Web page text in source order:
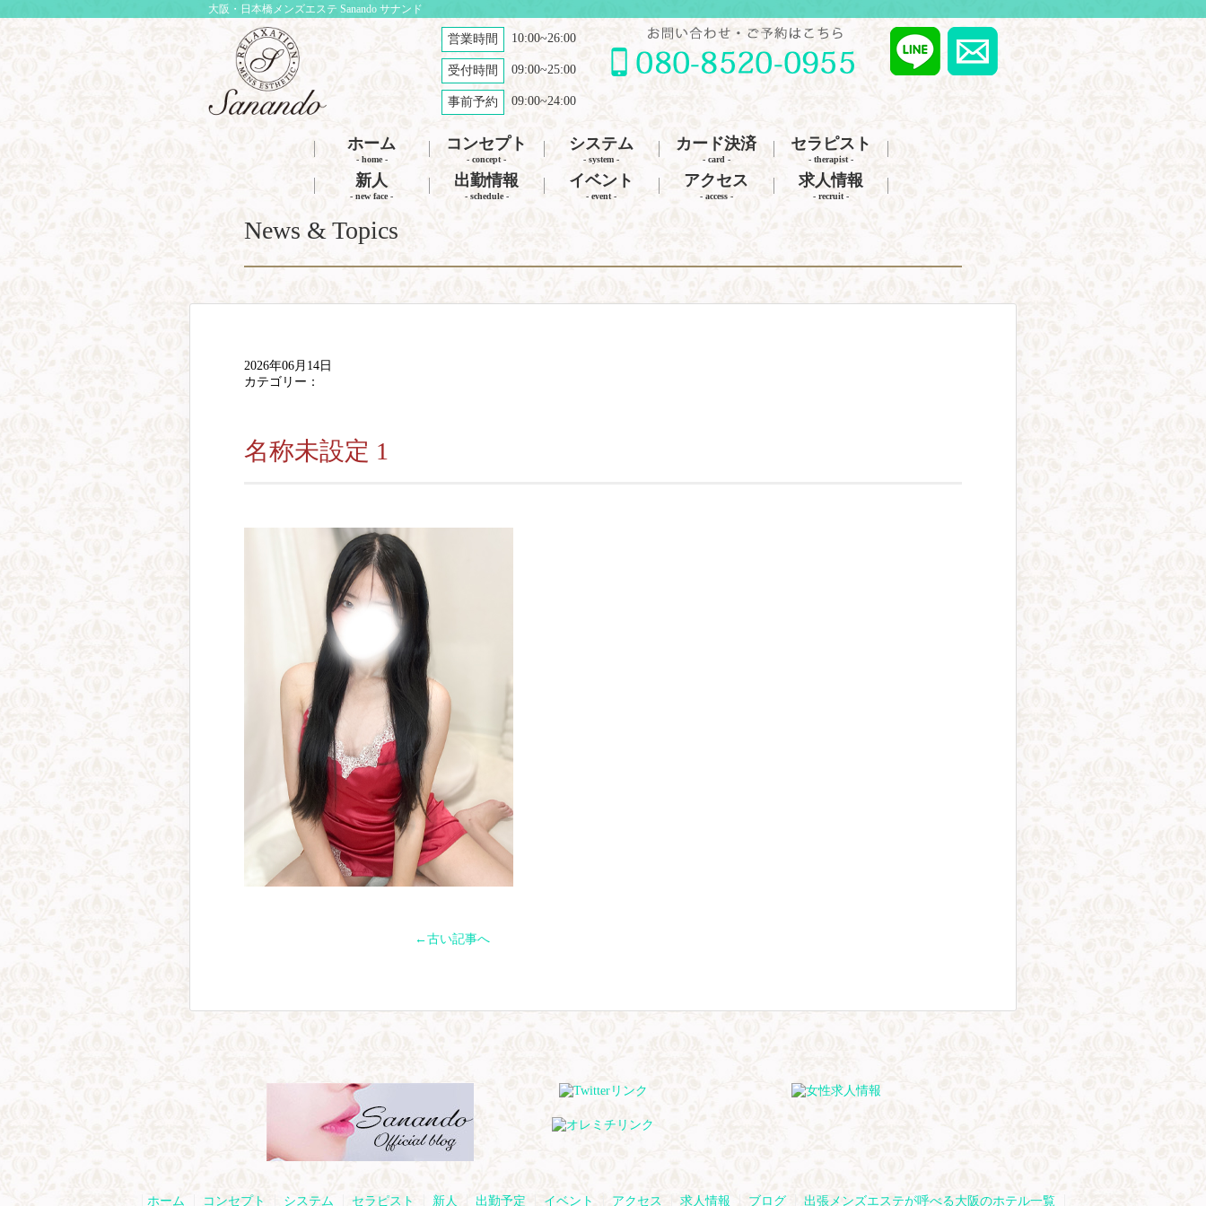
大阪・日本橋メンズエステ Sanando サナンド
営業時間 10:00~26:00
受付時間 09:00~25:00
事前予約 09:00~24:00
ホーム
- home -
コンセプト
- concept -
システム
- system -
カード決済
- card -
セラピスト
- therapist -
新人
- new face -
出勤情報
- schedule -
イベント
- event -
アクセス
- access -
求人情報
- recruit -
News & Topics
2026年06月14日
カテゴリー：
名称未設定 1
←古い記事へ
ホーム コンセプト システム セラピスト 新人 出勤予定 イベント アクセス 求人情報 ブログ 出張メンズエステが呼べる大阪のホテル一覧